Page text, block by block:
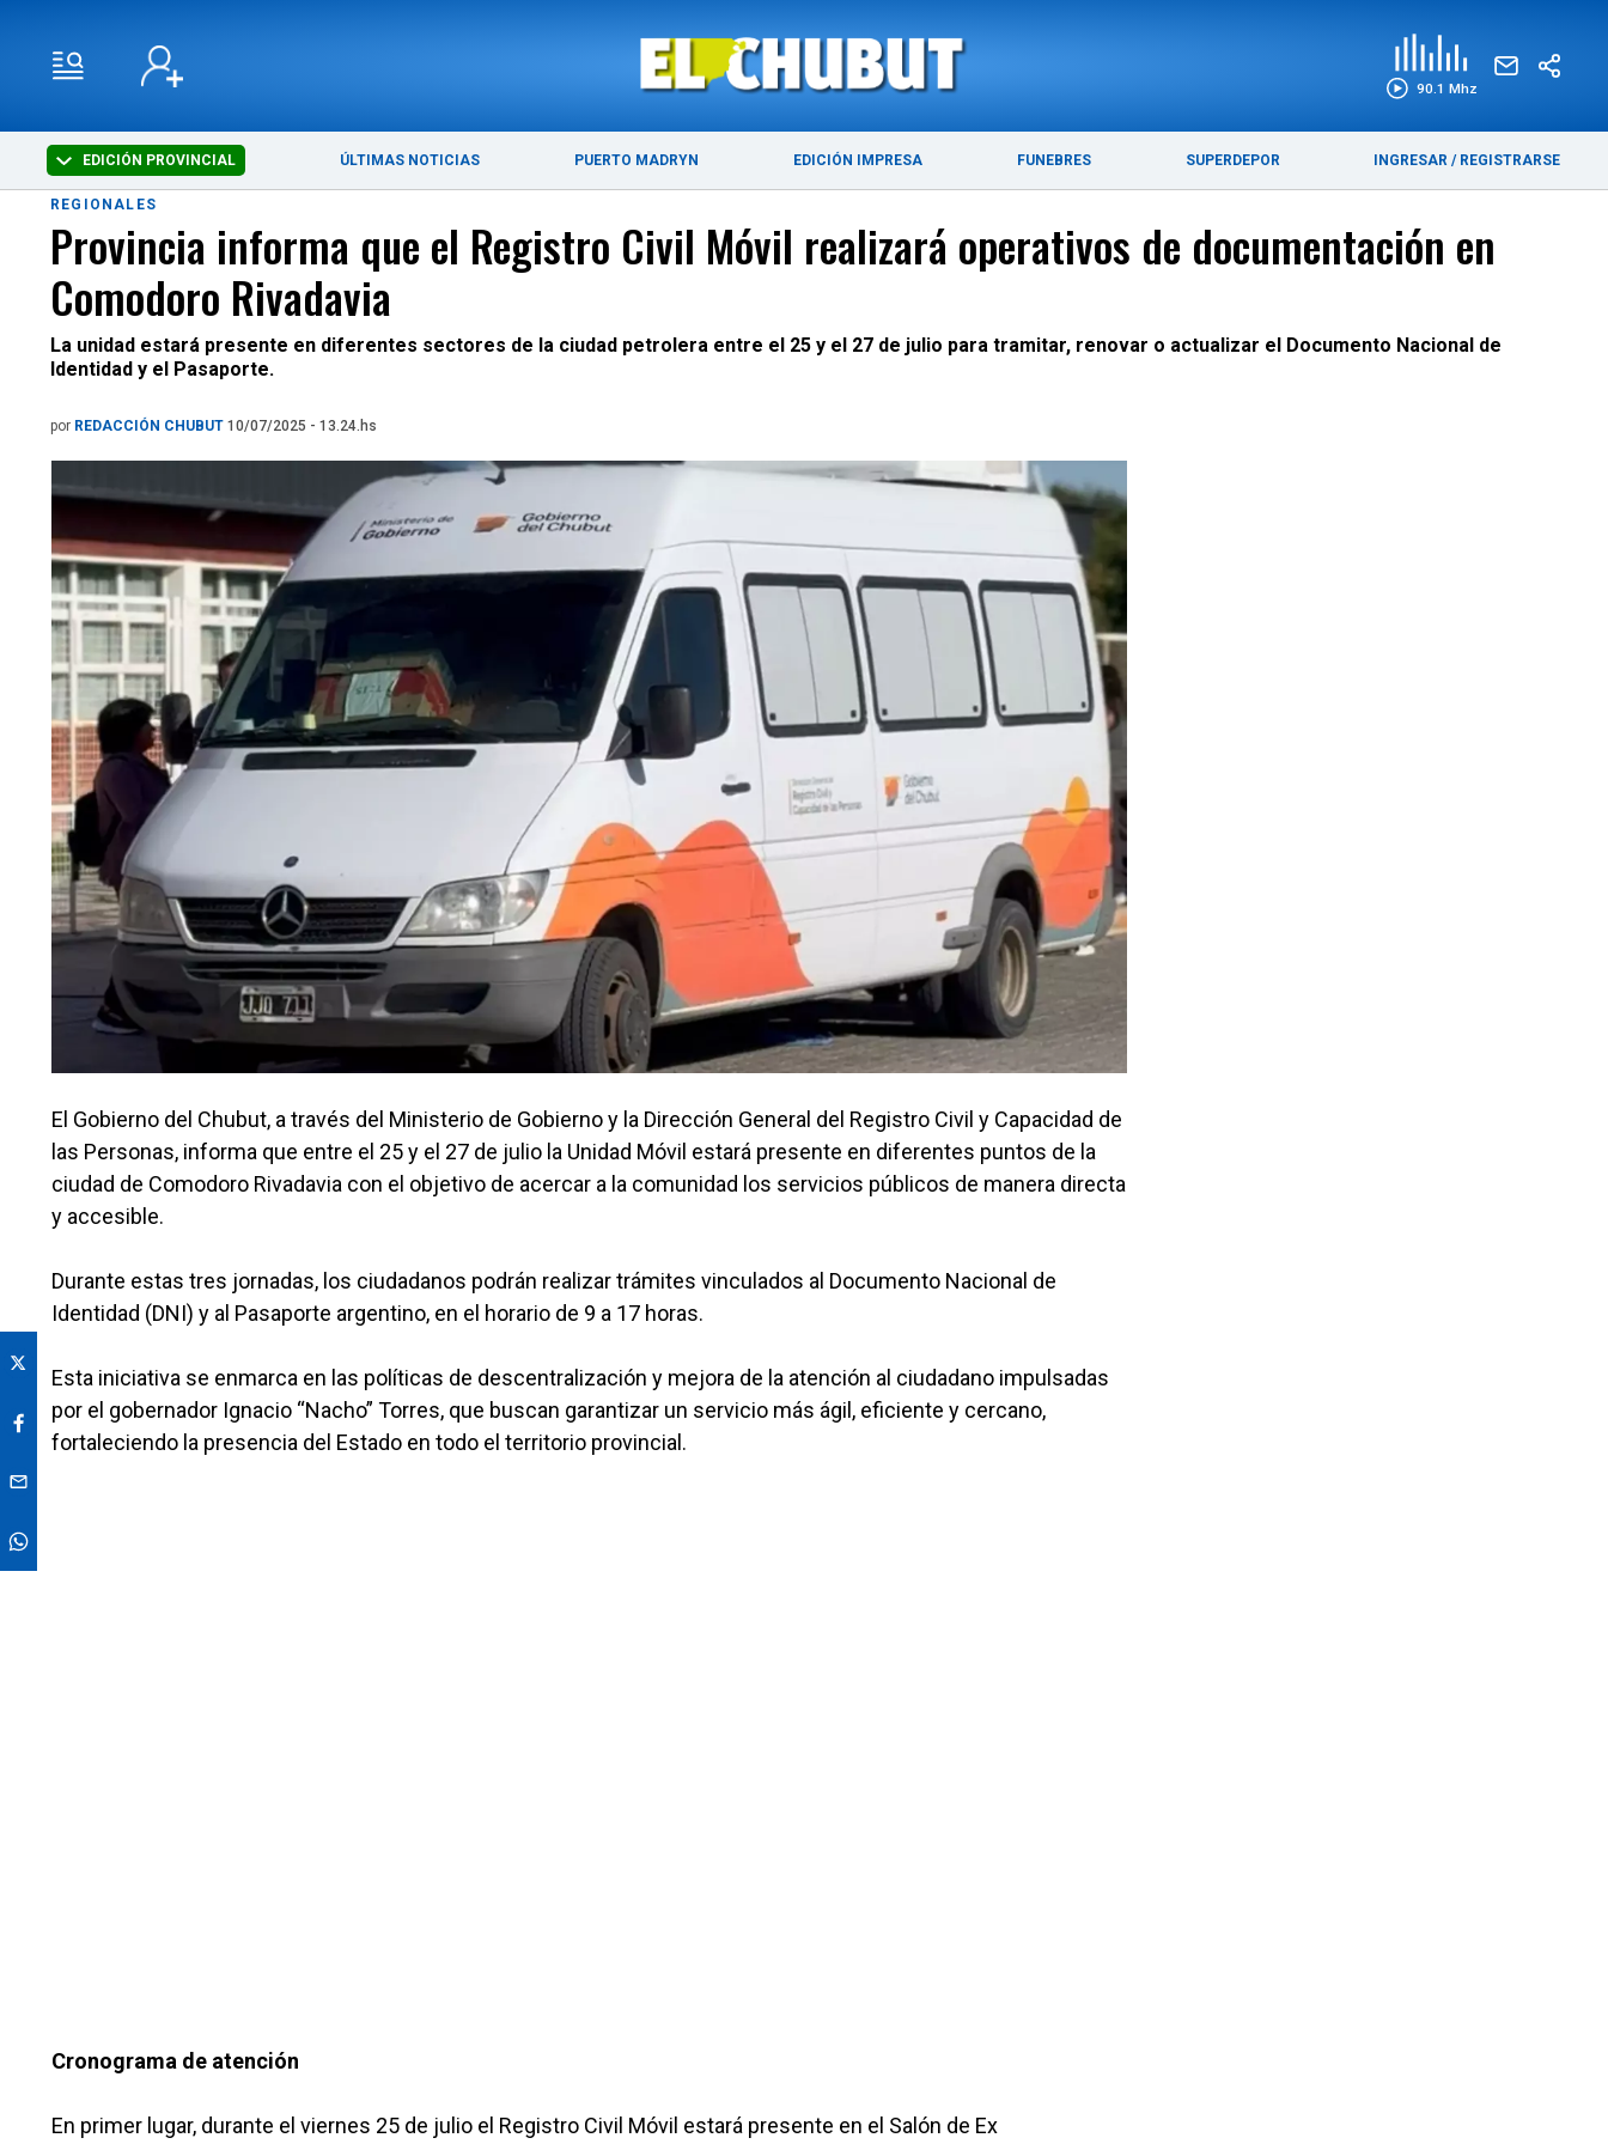
90.1 Mhz
EDICIÓN PROVINCIAL ÚLTIMAS NOTICIAS PUERTO MADRYN EDICIÓN IMPRESA FUNEBRES SUPERDEPOR INGRESAR / REGISTRARSE
ÚLTIMAS NOTICIAS PUERTO MADRYN
REGIONALES
Provincia informa que el Registro Civil Móvil realizará operativos de documentación en
Comodoro Rivadavia
La unidad estará presente en diferentes sectores de la ciudad petrolera entre el 25 y el 27 de julio para tramitar, renovar o actualizar el Documento Nacional de
Identidad y el Pasaporte.
por REDACCIÓN CHUBUT 10/07/2025 - 13.24.hs
El Gobierno del Chubut, a través del Ministerio de Gobierno y la Dirección General del Registro Civil y Capacidad de
las Personas, informa que entre el 25 y el 27 de julio la Unidad Móvil estará presente en diferentes puntos de la
ciudad de Comodoro Rivadavia con el objetivo de acercar a la comunidad los servicios públicos de manera directa
y accesible.
Durante estas tres jornadas, los ciudadanos podrán realizar trámites vinculados al Documento Nacional de
Identidad (DNI) y al Pasaporte argentino, en el horario de 9 a 17 horas.
Esta iniciativa se enmarca en las políticas de descentralización y mejora de la atención al ciudadano impulsadas
por el gobernador Ignacio “Nacho” Torres, que buscan garantizar un servicio más ágil, eficiente y cercano,
fortaleciendo la presencia del Estado en todo el territorio provincial.
Cronograma de atención
En primer lugar, durante el viernes 25 de julio el Registro Civil Móvil estará presente en el Salón de Ex